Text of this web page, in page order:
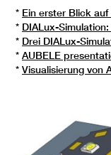
* Ein erster Blick
* DIALux-
* Drei DIALux-
* AUBELE
* Visualisierung von